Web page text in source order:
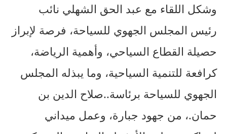
وشكل اللقاء مع عبد الحق الشهلي نائب
رئيس المجلس الجهوي للسياحة، فرصة لإبراز
حصيلة القطاع السياحي، وأهمية الرياضة،
كرافعة للتنمية السياحية، وما يبذله المجلس
الجهوي للسياحة برئاسة..صلاح الدين بن
حمان.، من جهود جبارة، وعمل ميداني